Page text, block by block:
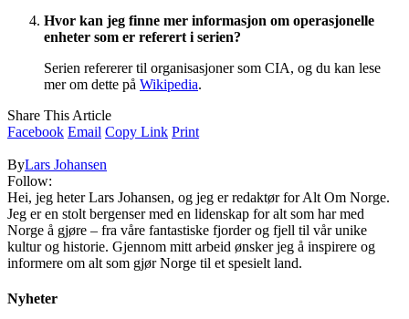
Hvor kan jeg finne mer informasjon om operasjonelle
enheter som er referert i serien?
Serien refererer til organisasjoner som CIA, og du kan lese
mer om dette på Wikipedia.
Share This Article
Facebook Email Copy Link Print
ByLars Johansen
Follow:
Hei, jeg heter Lars Johansen, og jeg er redaktør for Alt Om Norge.
Jeg er en stolt bergenser med en lidenskap for alt som har med
Norge å gjøre – fra våre fantastiske fjorder og fjell til vår unike
kultur og historie. Gjennom mitt arbeid ønsker jeg å inspirere og
informere om alt som gjør Norge til et spesielt land.
Nyheter